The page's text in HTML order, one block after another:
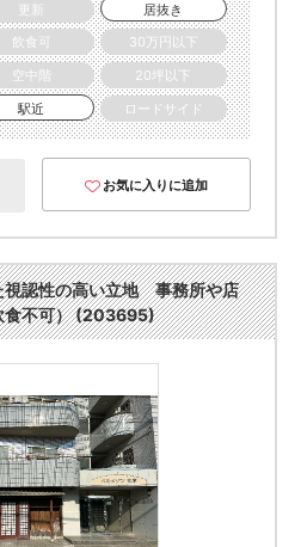
更新
居抜き
飲食可
30万円以下
空中階
20坪以下
駅近 ロードサイド
お気に入りに追加
視認性の高い立地 事務所や店
食不可） (203695)